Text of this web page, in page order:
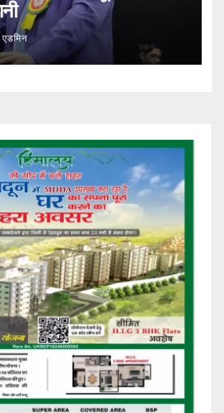
एडमिन